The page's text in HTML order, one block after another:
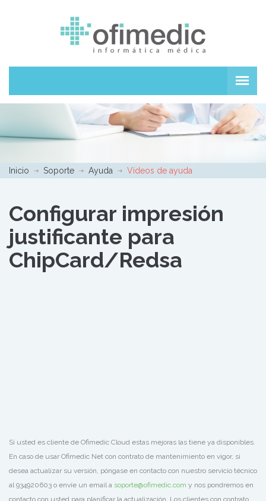
Inicio Soporte Ayuda Vídeos de ayuda
Configurar impresión
justificante para
ChipCard/Redsa
Si usted es cliente de Ofimedic Cloud estas mejoras las tiene ya disponibles.
En caso de usar Ofimedic Net con contrato de mantenimiento en vigor, si
desea actualizar su versión, póngase en contacto con nuestro servicio técnico
al 934920603 o envíe un email a soporte@ofimedic.com y nos pondremos en
contacto con usted para planificar la actualización. Los clientes con contrato